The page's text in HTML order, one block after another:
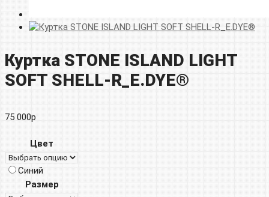
Куртка STONE ISLAND LIGHT
SOFT SHELL-R_E.DYE®
75 000р
Цвет
Синий
Размер